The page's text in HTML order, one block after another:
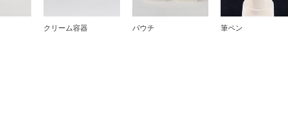
クリーム容器 パウチ 筆ペン